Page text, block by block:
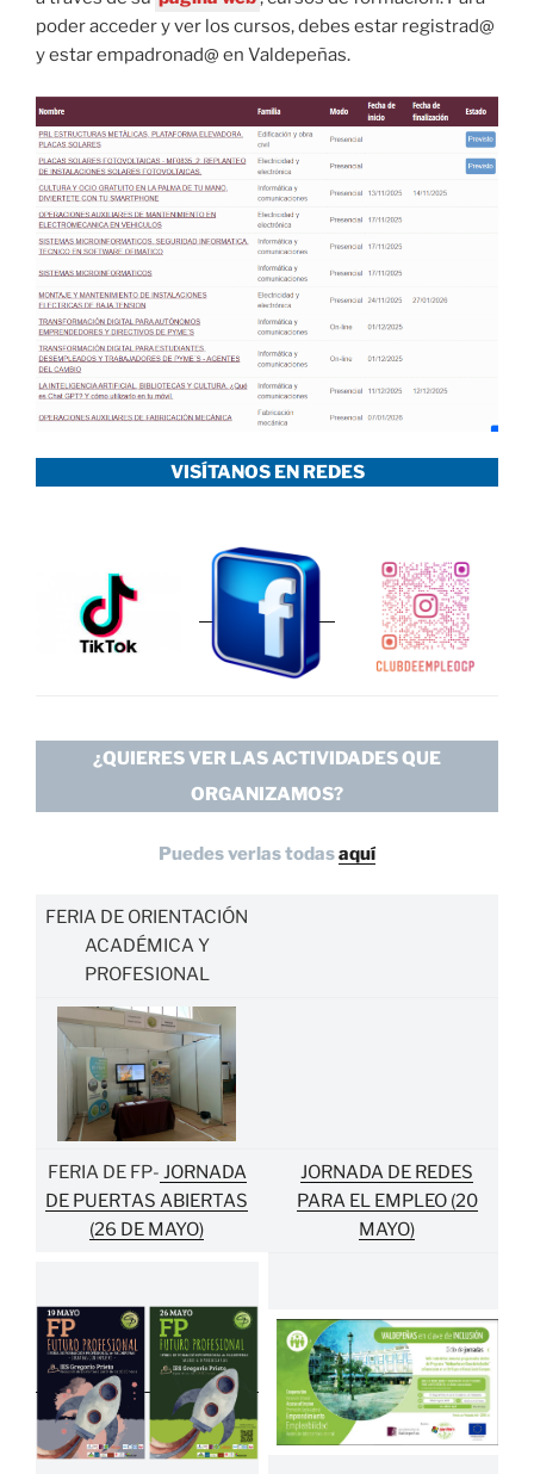
poder acceder y ver los cursos, debes estar registrad@
y estar empadronad@ en Valdepeñas.
VISÍTANOS EN REDES
¿QUIERES VER LAS ACTIVIDADES QUE
ORGANIZAMOS?
Puedes verlas todasaquí
FERIA DE ORIENTACIÓN
ACADÉMICA Y
PROFESIONAL
FERIA DE FP- JORNADA
DE PUERTAS ABIERTAS
(26 DE MAYO)
JORNADA DE REDES
PARA EL EMPLEO (20
MAYO)